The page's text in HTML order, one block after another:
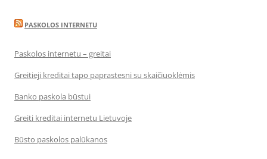
PASKOLOS INTERNETU
Paskolos internetu – greitai
Greitieji kreditai tapo paprastesni su skaičiuoklėmis
Banko paskola būstui
Greiti kreditai internetu Lietuvoje
Būsto paskolos palūkanos